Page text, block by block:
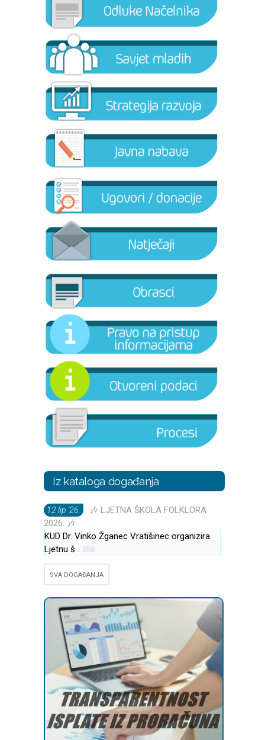
Iz kataloga događanja
12 lip '26.
🎶 LJETNA ŠKOLA FOLKLORA
2026. 🎶
KUD Dr. Vinko Žganec Vratišinec organizira
Ljetnu š...
SVA DOGAĐANJA